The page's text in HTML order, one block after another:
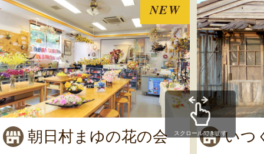
NEW
朝日村まゆの花の会 いつ
スクロールできます